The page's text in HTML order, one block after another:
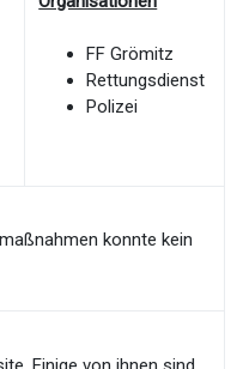
FF Grömitz
Rettungsdienst
Polizei
konnte kein